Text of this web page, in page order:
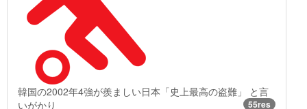
韓国の2002年4強が羨ましい日本「史上最高の盗難」 と言
いがかり
55res